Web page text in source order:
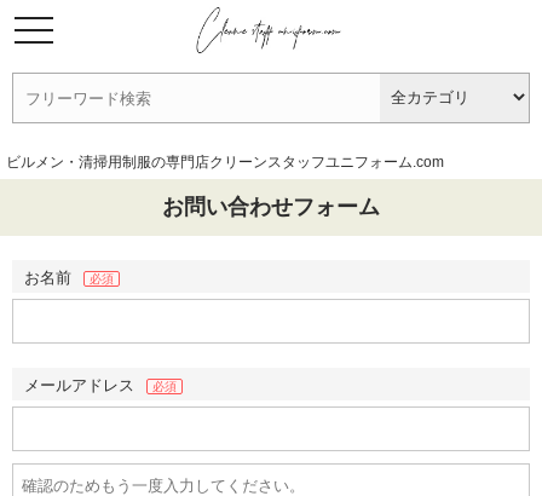
ビルメン・清掃用制服の専門店クリーンスタッフユニフォーム.com
お問い合わせフォーム
お名前 必須
メールアドレス 必須